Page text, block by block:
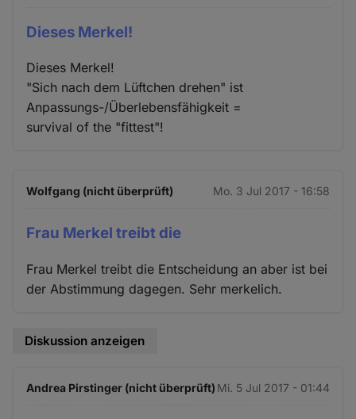
Dieses Merkel!
Dieses Merkel!
"Sich nach dem Lüftchen drehen" ist
Anpassungs-/Überlebensfähigkeit =
survival of the "fittest"!
Wolfgang (nicht überprüft) Mo. 3 Jul 2017 - 16:58
Frau Merkel treibt die
Frau Merkel treibt die Entscheidung an aber ist bei
der Abstimmung dagegen. Sehr merkelich.
Diskussion anzeigen
Andrea Pirstinger (nicht überprüft) Mi. 5 Jul 2017 - 01:44